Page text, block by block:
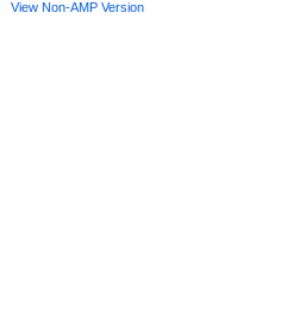
View Non-AMP Version